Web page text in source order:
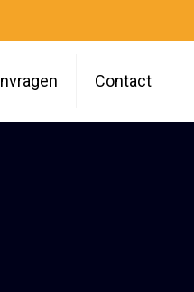
Contact